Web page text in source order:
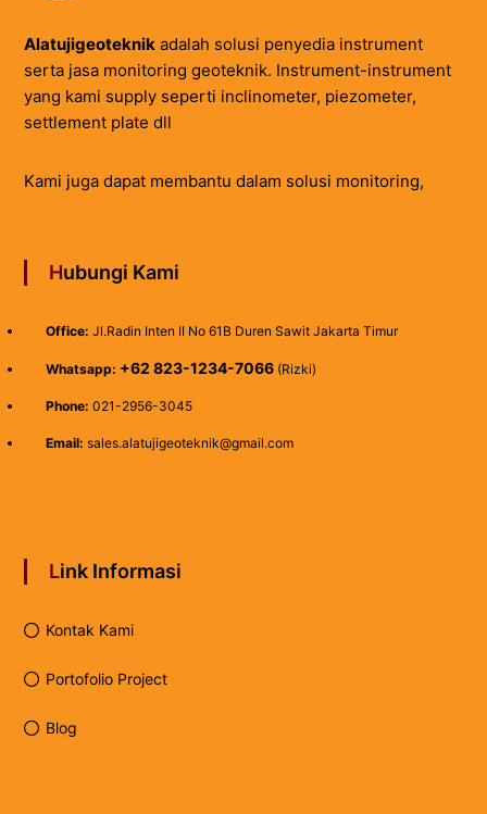
Alatujigeoteknikadalah solusi penyedia instrument
serta jasa monitoring geoteknik. Instrument-instrument
yang kami supply seperti inclinometer, piezometer,
settlement plate dll
Kami juga dapat membantu dalam solusi monitoring,
Hubungi Kami
Office: Jl.Radin Inten II No 61B Duren Sawit Jakarta Timur
Whatsapp: +62 823-1234-7066(Rizki)
Phone: 021-2956-3045
Email: sales.alatujigeoteknik@gmail.com
Link Informasi
Kontak Kami
Portofolio Project
Blog